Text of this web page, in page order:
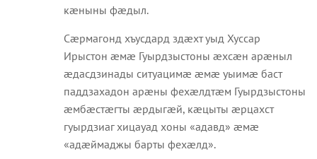
кæныны фæдыл.
Сæрмагонд хъусдард здæхт уыд Хуссар
Ирыстон æмæ Гуырдзыстоны æхсæн арæныл
æдасдзинады ситуацимæ æмæ уыимæ баст
паддзахадон арæны фехæлдтæм Гуырдзыстоны
æмбæстæгты æрдыгæй, кæцыты æрцахст
гуырдзиаг хицауад хоны «адавд» æмæ
«адæймаджы барты фехæлд».